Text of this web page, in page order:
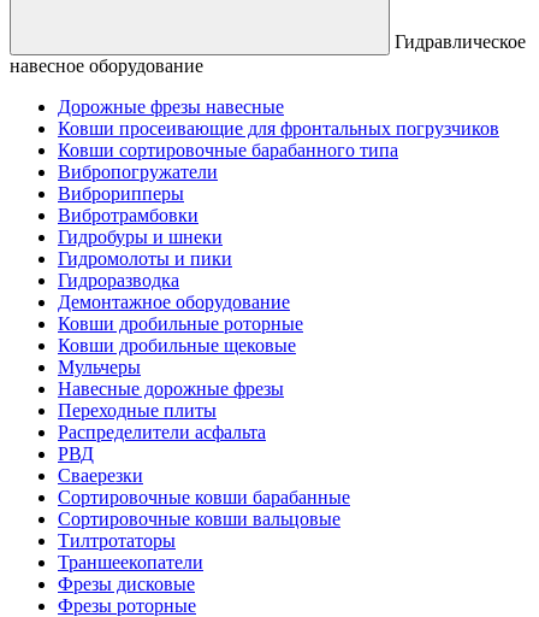
Гидравлическое
навесное оборудование
Дорожные фрезы навесные
Ковши просеивающие для фронтальных погрузчиков
Ковши сортировочные барабанного типа
Вибропогружатели
Виброрипперы
Вибротрамбовки
Гидробуры и шнеки
Гидромолоты и пики
Гидроразводка
Демонтажное оборудование
Ковши дробильные роторные
Ковши дробильные щековые
Мульчеры
Навесные дорожные фрезы
Переходные плиты
Распределители асфальта
РВД
Сваерезки
Сортировочные ковши барабанные
Сортировочные ковши вальцовые
Тилтротаторы
Траншеекопатели
Фрезы дисковые
Фрезы роторные